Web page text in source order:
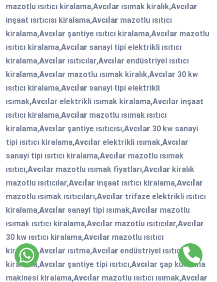
mazotlu ısıtıcı kiralama,Avcılar ısımak kiralık,Avcılar
inşaat ısıtıcısı kiralama,Avcılar mazotlu ısıtıcı
kiralama,Avcılar şantiye ısıtıcı kiralama,Avcılar mazotlu
ısıtıcı kiralama,Avcılar sanayi tipi elektrikli ısıtıcı
kiralama,Avcılar ısıtıcılar,Avcılar endüstriyel ısıtıcı
kiralama,Avcılar mazotlu ısımak kiralık,Avcılar 30 kw
ısıtıcı kiralama,Avcılar sanayi tipi elektrikli
ısımak,Avcılar elektrikli ısımak kiralama,Avcılar inşaat
ısıtıcı kiralama,Avcılar mazotlu ısımak ısıtıcı
kiralama,Avcılar şantiye ısıtıcısı,Avcılar 30 kw sanayi
tipi ısıtıcı kiralama,Avcılar elektrikli ısımak,Avcılar
sanayi tipi ısıtıcı kiralama,Avcılar mazotlu ısımak
ısıtıcı,Avcılar mazotlu ısımak fiyatları,Avcılar kiralık
mazotlu ısıtıcılar,Avcılar inşaat ısıtıcı kiralama,Avcılar
mazotlu ısımak ısıtıcıları,Avcılar trifaze elektrikli ısıtıcı
kiralama,Avcılar sanayi tipi ısımak,Avcılar mazotlu
ısımak ısıtıcı kiralama,Avcılar mazotlu ısıtıcılar,Avcılar
30 kw ısıtıcı kiralama,Avcılar mazotlu ısıtıcı
kiralama,Avcılar ısıtma,Avcılar endüstriyel ısıtıcı
kiralama,Avcılar şantiye tipi ısıtıcı,Avcılar şap kurutma
makinesi kiralama,Avcılar mazotlu ısıtıcı ısımak,Avcılar